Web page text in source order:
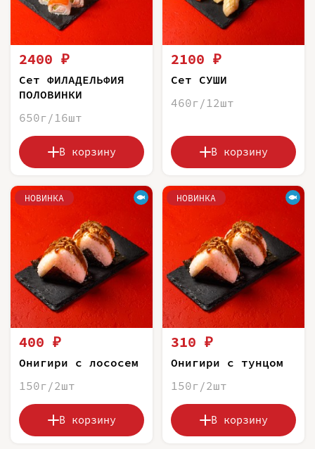
2400 ₽
Сет ФИЛАДЕЛЬФИЯ
ПОЛОВИНКИ
650г/16шт
В корзину
2100 ₽
Сет СУШИ
460г/12шт
В корзину
НОВИНКА
400 ₽
Онигири с лососем
150г/2шт
В корзину
НОВИНКА
310 ₽
Онигири с тунцом
150г/2шт
В корзину